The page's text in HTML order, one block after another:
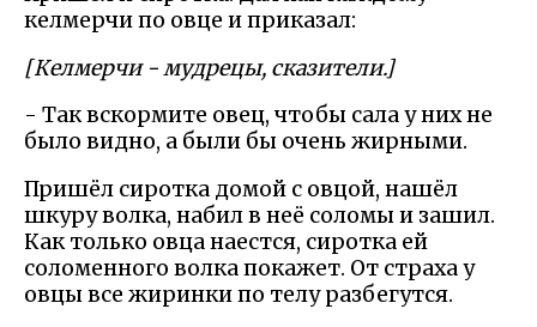
келмерчи по овце и приказал:
[Келмерчи - мудрецы, сказители.]
- Так вскормите овец, чтобы сала у них не
было видно, а были бы очень жирными.
Пришёл сиротка домой с овцой, нашёл
шкуру волка, набил в неё соломы и зашил.
Как только овца наестся, сиротка ей
соломенного волка покажет. От страха у
овцы все жиринки по телу разбегутся.